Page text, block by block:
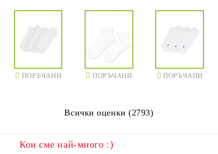
ПОРЪЧАНИ ПОРЪЧАНИ ПОРЪЧАНИ
Всички оценки (2793)
Кои сме най-много :)